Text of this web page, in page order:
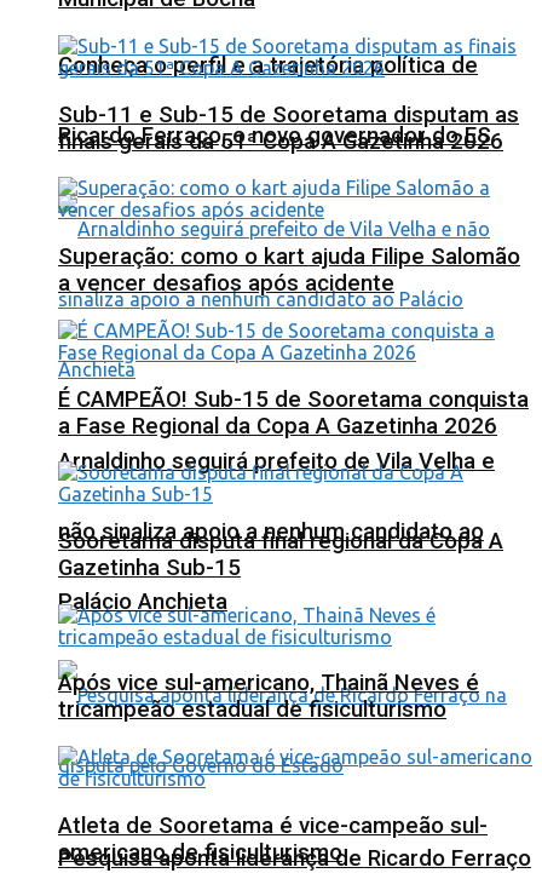
Conheça o perfil e a trajetória política de
Ricardo Ferraço, o novo governador do ES
Arnaldinho seguirá prefeito de Vila Velha e
não sinaliza apoio a nenhum candidato ao
Palácio Anchieta
Pesquisa aponta liderança de Ricardo Ferraço
Sub-11 e Sub-15 de Sooretama disputam as
finais gerais da 51ª Copa A Gazetinha 2026
Superação: como o kart ajuda Filipe Salomão
a vencer desafios após acidente
É CAMPEÃO! Sub-15 de Sooretama conquista
a Fase Regional da Copa A Gazetinha 2026
Sooretama disputa final regional da Copa A
Gazetinha Sub-15
Após vice sul-americano, Thainã Neves é
tricampeão estadual de fisiculturismo
Atleta de Sooretama é vice-campeão sul-
americano de fisiculturismo